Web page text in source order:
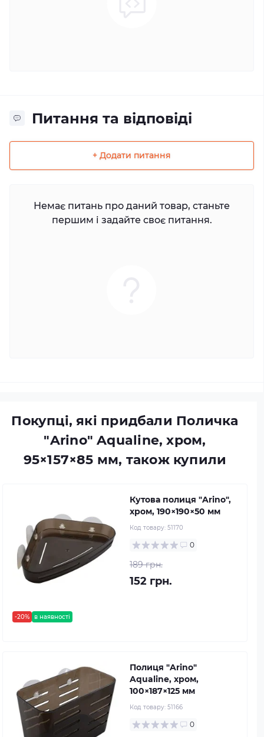
Питання та відповіді
+ Додати питання
Немає питань про даний товар, станьте
першим і задайте своє питання.
Покупці, які придбали Поличка
"Arino" Aqualine, хром,
95×157×85 мм, також купили
-20% в наявності
Кутова полиця "Arino",
хром, 190×190×50 мм
Код товару: 51170
0
189 грн.
152 грн.
Полиця "Arino"
Aqualine, хром,
100×187×125 мм
Код товару: 51166
0